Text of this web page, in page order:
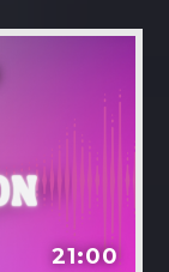
21:00